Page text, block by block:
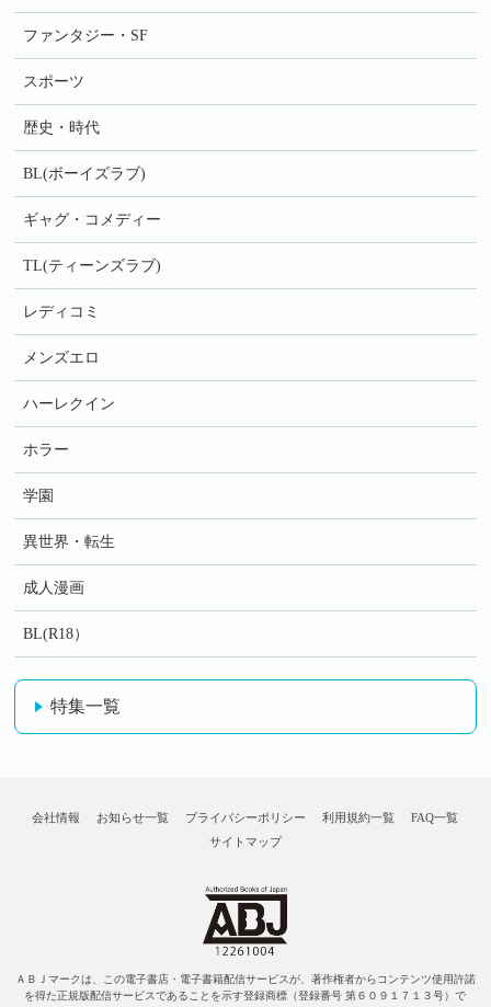
ファンタジー・SF
スポーツ
歴史・時代
BL(ボーイズラブ)
ギャグ・コメディー
TL(ティーンズラブ)
レディコミ
メンズエロ
ハーレクイン
ホラー
学園
異世界・転生
成人漫画
BL(R18）
特集一覧
会社情報 お知らせ一覧 プライバシーポリシー 利用規約一覧
FAQ一覧
サイトマップ
ＡＢＪマークは、この電子書店・電子書籍配信サービスが、著作権者からコンテンツ使用許諾
を得た正規版配信サービスであることを示す登録商標（登録番号 第６０９１７１３号）で